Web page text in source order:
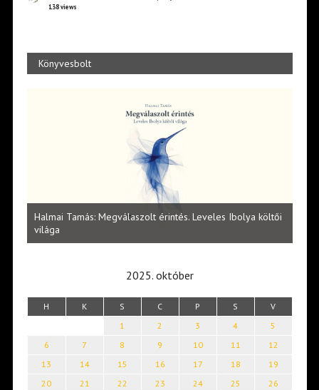
138 views
Könyvesbolt
Halmai Tamás: Megválaszolt érintés. Leveles Ibolya költői
világa
2025. október
H K S C P S V
1 2 3 4
5
6
7 8 9 10 11
12
13
14 15 16 17 18
19
20
21 22 23 24 25
26